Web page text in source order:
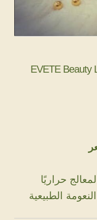
حراريًا
الطبيعية